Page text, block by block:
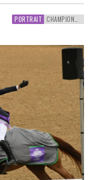
PORTRAIT CHAMPIONNATS D'EUROPE JEUNES